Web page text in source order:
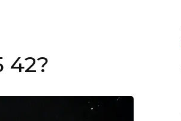
42?